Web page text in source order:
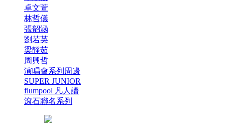
卓文萱
林哲儀
張韶涵
劉若英
梁靜茹
周興哲
演唱會系列周邊
SUPER JUNIOR
flumpool 凡人譜
滾石聯名系列